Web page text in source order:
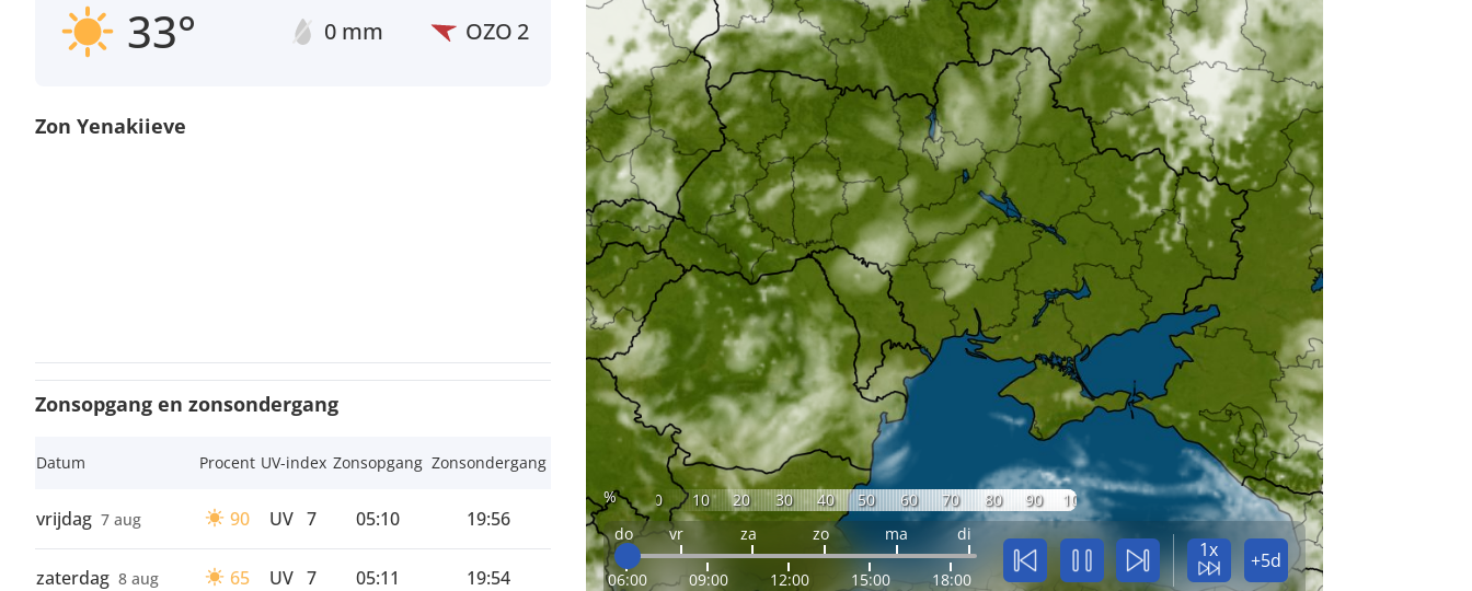
33° 0 mm OZO 2
Zon Yenakiieve
Zonsopgang en zonsondergang
Datum Procent UV-index Zonsopgang Zonsondergang
vrijdag 7 aug 90 UV 7 05:10 19:56
zaterdag 8 aug 65 UV 7 05:11 19:54
% 0 10 20 30 40 50 60 70 80 90
100
do
vr za zo ma di
06:00 09:00 12:00 15:00 18:00
1x +5d